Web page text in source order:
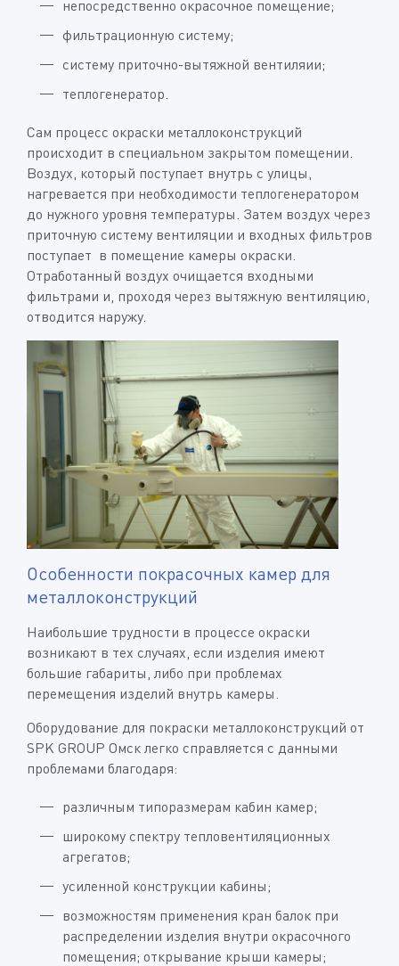
непосредственно окрасочное помещение;
фильтрационную систему;
систему приточно-вытяжной вентиляии;
теплогенератор.
Сам процесс окраски металлоконструкций
происходит в специальном закрытом помещении.
Воздух, который поступает внутрь с улицы,
нагревается при необходимости теплогенератором
до нужного уровня температуры. Затем воздух через
приточную систему вентиляции и входных фильтров
поступает в помещение камеры окраски.
Отработанный воздух очищается входными
фильтрами и, проходя через вытяжную вентиляцию,
отводится наружу.
Особенности покрасочных камер для
металлоконструкций
Наибольшие трудности в процессе окраски
возникают в тех случаях, если изделия имеют
большие габариты, либо при проблемах
перемещения изделий внутрь камеры.
Оборудование для покраски металлоконструкций от
SPK GROUP Омск легко справляется с данными
проблемами благодаря:
различным типоразмерам кабин камер;
широкому спектру тепловентиляционных
агрегатов;
усиленной конструкции кабины;
возможностям применения кран балок при
распределении изделия внутри окрасочного
помещения; открывание крыши камеры;